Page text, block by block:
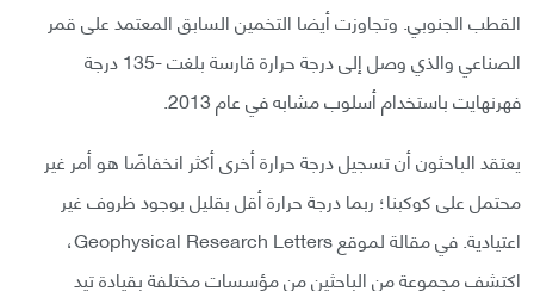
القطب الجنوبي. وتجاوزت أيضا التخمين السابق المعتمد على قمر
الصناعي والذي وصل إلى درجة حرارة قارسة بلغت -135 درجة
فهرنهايت باستخدام أسلوب مشابه في عام 2013.
يعتقد الباحثون أن تسجيل درجة حرارة أخرى أكثر انخفاضًا هو أمر غير
محتمل على كوكبنا؛ ربما درجة حرارة أقل بقليل بوجود ظروف غير
اعتيادية. في مقالة لموقع Geophysical Research Letters،
اكتشف مجموعة من الباحثين من مؤسسات مختلفة بقيادة تيد